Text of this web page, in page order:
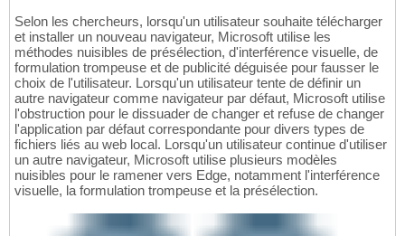
Selon les chercheurs, lorsqu'un utilisateur souhaite télécharger
et installer un nouveau navigateur, Microsoft utilise les
méthodes nuisibles de présélection, d'interférence visuelle, de
formulation trompeuse et de publicité déguisée pour fausser le
choix de l'utilisateur. Lorsqu'un utilisateur tente de définir un
autre navigateur comme navigateur par défaut, Microsoft utilise
l'obstruction pour le dissuader de changer et refuse de changer
l'application par défaut correspondante pour divers types de
fichiers liés au web local. Lorsqu'un utilisateur continue d'utiliser
un autre navigateur, Microsoft utilise plusieurs modèles
nuisibles pour le ramener vers Edge, notamment l'interférence
visuelle, la formulation trompeuse et la présélection.